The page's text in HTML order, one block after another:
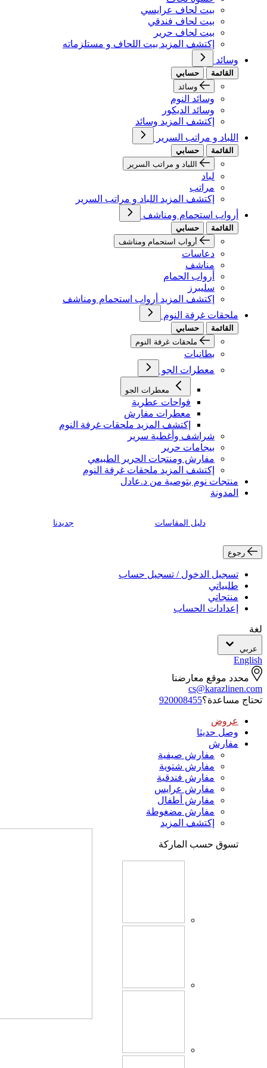
بيت لحاف عرايسي
بيت لحاف فندقي
بيت لحاف حرير
إكتشف المزيد بيت اللحاف و مستلزماته
وسائد
القائمة
حسابي
وسائد
وسائد النوم
وسائد الديكور
إكتشف المزيد وسائد
اللباد و مراتب السرير
القائمة
حسابي
اللباد و مراتب السرير
لباد
مراتب
إكتشف المزيد اللباد و مراتب السرير
أرواب استحمام ومناشف
القائمة
حسابي
أرواب استحمام ومناشف
دعاسات
مناشف
أرواب الحمام
سليبرز
إكتشف المزيد أرواب استحمام ومناشف
ملحقات غرفة النوم
القائمة
حسابي
ملحقات غرفة النوم
بطانيات
معطرات الجو
معطرات الجو
فواحات عطرية
معطرات مفارش
إكتشف المزيد ملحقات غرفة النوم
شراشف وأغطية سرير
بيجامات حرير
مفارش ومنتجات الحرير الطبيعي
إكتشف المزيد ملحقات غرفة النوم
منتجات نوم بتوصية من د.عادل
المدونة
دليل المقاسات جديدنا
رجوع
تسجيل الدخول / تسجيل حساب
طلبياتي
منتجاتي
إعدادات الحساب
لغة
عربي
English
محدد موقع معارضنا
cs@karazlinen.com
تحتاج مساعدة؟920008455
عروض
وصل حديثا
مفارش
مفارش صيفية
مفارش شتوية
مفارش فندقية
مفارش عرايس
مفارش أطفال
مفارش مضغوطة
إكتشف المزيد
تسوق حسب الماركة